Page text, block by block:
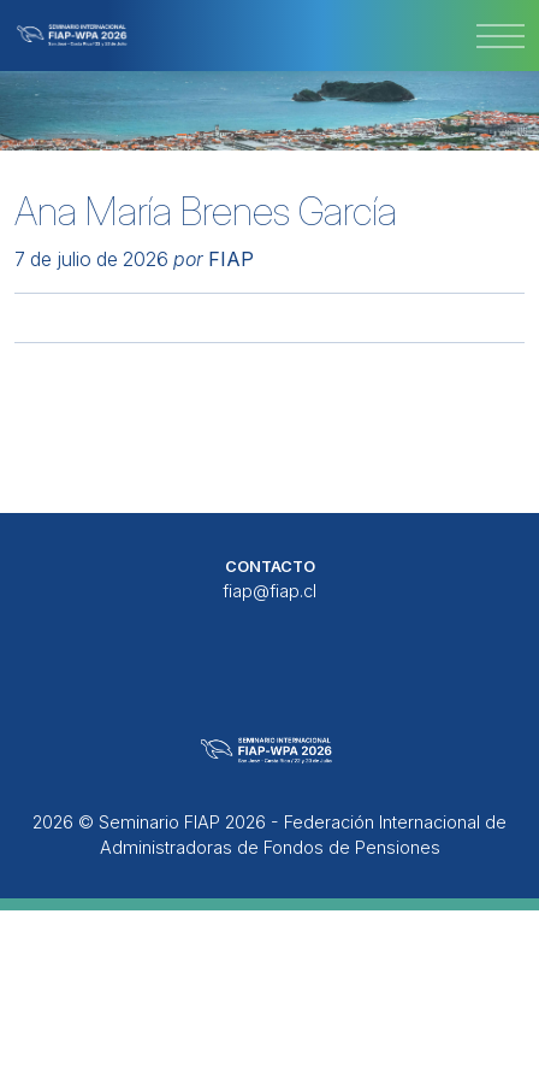
Ana María Brenes García
7 de julio de 2026 por FIAP
CONTACTO
fiap@fiap.cl
2026 © Seminario FIAP 2026 - Federación Internacional de
Administradoras de Fondos de Pensiones